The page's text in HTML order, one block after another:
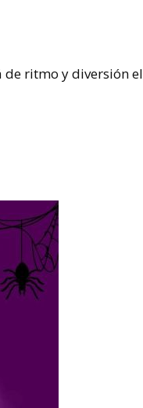
de ritmo y diversión el